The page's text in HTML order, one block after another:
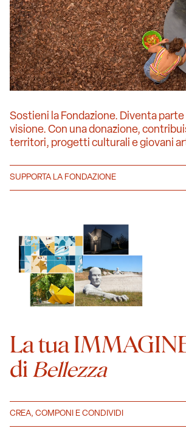
Sostieni la Fondazione. Diventa
visione. Con una donazione,
territori, progetti culturali e giovani
SUPPORTA LA FONDAZIONE
La tua
di Bellezza
CREA, COMPONI E CONDIVIDI